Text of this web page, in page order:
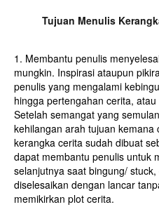
Tujuan Menulis
1. Membantu penulis
mungkin. Inspirasi ataupun
penulis yang mengalami
hingga pertengahan cerita,
Setelah semangat yang
kehilangan arah tujuan
kerangka cerita sudah dibuat
dapat membantu penulis untuk
selanjutnya saat bingung/
diselesaikan dengan lancar
memikirkan plot cerita.